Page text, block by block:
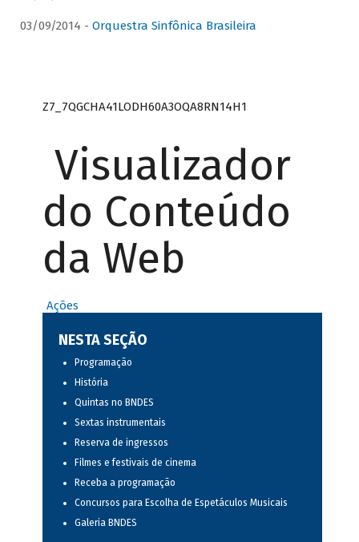
03/09/2014 - Orquestra Sinfônica Brasileira
Z7_7QGCHA41LODH60A3OQA8RN14H1
Visualizador
do Conteúdo
da Web
Ações
NESTA SEÇÃO
Programação
História
Quintas no BNDES
Sextas instrumentais
Reserva de ingressos
Filmes e festivais de cinema
Receba a programação
Concursos para Escolha de Espetáculos Musicais
Galeria BNDES